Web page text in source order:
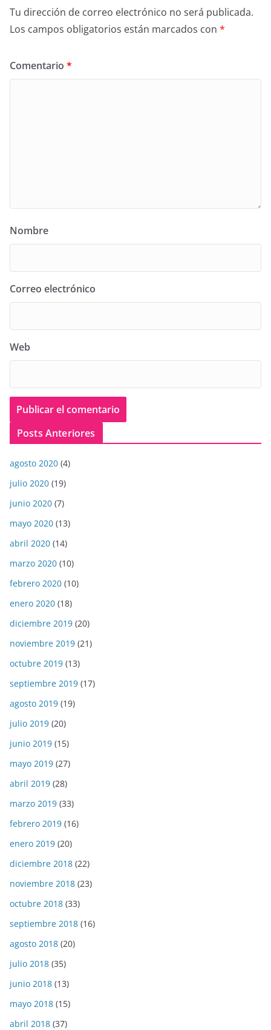
Tu dirección de correo electrónico no será publicada.
Los campos obligatorios están marcados con *
Comentario *
Nombre
Correo electrónico
Web
Posts Anteriores
agosto 2020 (4)
julio 2020 (19)
junio 2020 (7)
mayo 2020 (13)
abril 2020 (14)
marzo 2020 (10)
febrero 2020 (10)
enero 2020 (18)
diciembre 2019 (20)
noviembre 2019 (21)
octubre 2019 (13)
septiembre 2019 (17)
agosto 2019 (19)
julio 2019 (20)
junio 2019 (15)
mayo 2019 (27)
abril 2019 (28)
marzo 2019 (33)
febrero 2019 (16)
enero 2019 (20)
diciembre 2018 (22)
noviembre 2018 (23)
octubre 2018 (33)
septiembre 2018 (16)
agosto 2018 (20)
julio 2018 (35)
junio 2018 (13)
mayo 2018 (15)
abril 2018 (37)